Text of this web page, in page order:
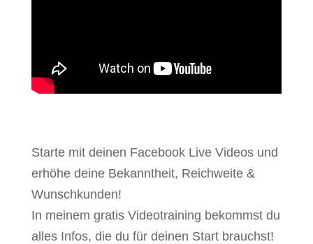
Starte mit deinen Facebook Live Videos und
erhöhe deine Bekanntheit, Reichweite &
Wunschkunden!
In meinem gratis Videotraining bekommst du
alles Infos, die du für deinen Start brauchst!